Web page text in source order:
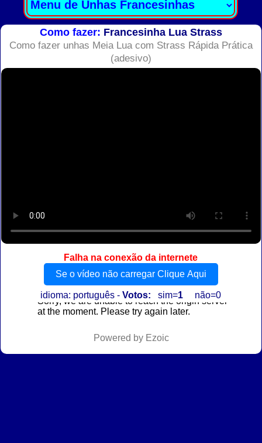
Como fazer: Francesinha Lua Strass
Como fazer unhas Meia Lua com Strass Rápida Prática
(adesivo)
Falha na conexão da internete
Se o vídeo não carregar Clique Aqui
idioma: português -Votos: sim=1 não=0